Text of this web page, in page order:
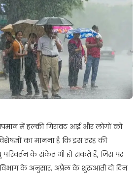
में हल्की गिरावट आई और लोगों को
का मानना है कि इस तरह की
परिवर्तन के संकेत भी हो सकते हैं, जिस पर
विभाग के अनुसार, अप्रैल के शुरुआती दो दिन